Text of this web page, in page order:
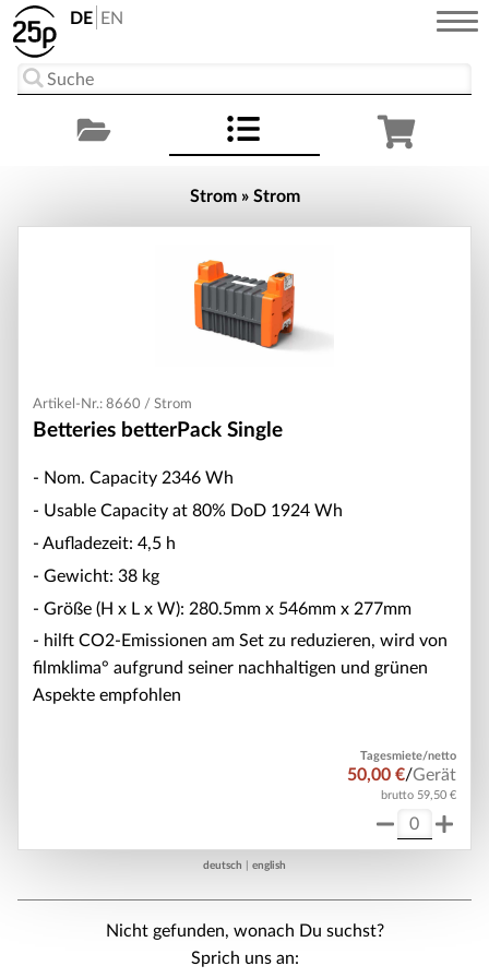
Strom » Strom
Artikel-Nr.: 8660 / Strom
Betteries betterPack Single
- Nom. Capacity 2346 Wh
- Usable Capacity at 80% DoD 1924 Wh
- Aufladezeit: 4,5 h
- Gewicht: 38 kg
- Größe (H x L x W): 280.5mm x 546mm x 277mm
- hilft CO2-Emissionen am Set zu reduzieren, wird von
filmklima° aufgrund seiner nachhaltigen und grünen
Aspekte empfohlen
Tagesmiete/netto
50,00 €/Gerät
brutto 59,50 €
deutsch english
Nicht gefunden, wonach Du suchst?
Sprich uns an:
DE EN